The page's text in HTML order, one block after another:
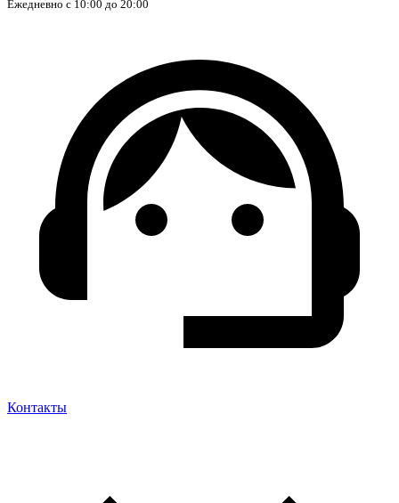
Ежедневно с 10:00 до 20:00
Контакты